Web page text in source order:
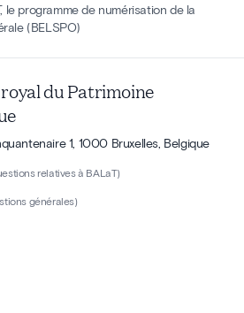
le programme de numérisation de la
(BELSPO)
du Patrimoine
1, 1000 Bruxelles, Belgique
relatives à BALaT)
générales)